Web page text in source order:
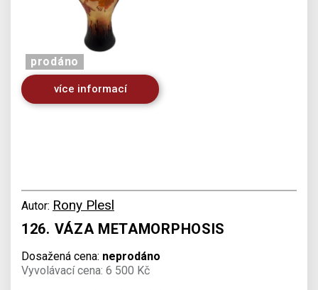
prodáno
více informací
Autor: Rony Plesl
126. VÁZA METAMORPHOSIS
Dosažená cena: neprodáno
Vyvolávací cena: 6 500 Kč